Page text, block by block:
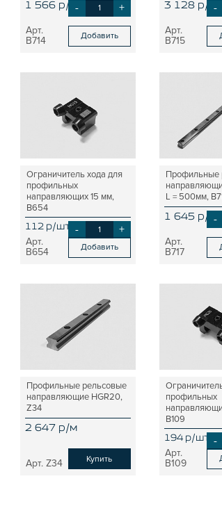
1 566 р/шт
- +
B714 Добавить
3 128 р/шт
-
B715
Ограничитель хода для
профильных
направляющих 15 мм,
B654
112 р/шт - +
B654 Добавить
Профильные
L = 500мм,
1 645 р/шт
-
B717
Профильные рельсовые
направляющие HGR20,
Z34
2 647 р/м
Z34 Купить
профильных
B109
194 р/шт -
B109